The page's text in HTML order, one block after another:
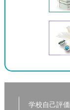
学校自己評価